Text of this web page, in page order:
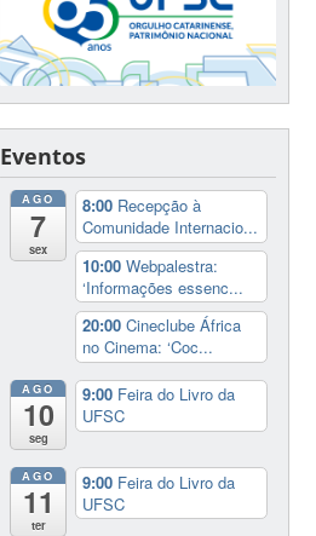
Eventos
AGO
7
sex
8:00 Recepção à
Comunidade Internacio...
10:00Webpalestra:
‘Informações essenc...
20:00Cineclube África
no Cinema: ‘Coc...
AGO
10
seg
9:00 Feira do Livro da
UFSC
AGO
11
ter
9:00 Feira do Livro da
UFSC